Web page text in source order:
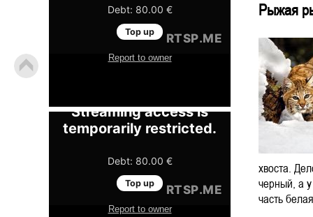
Рыжая
хвоста.
черный, а
часть